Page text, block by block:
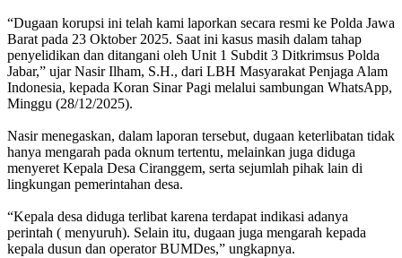
‎“Dugaan korupsi ini telah kami laporkan secara resmi ke Polda Jawa
Barat pada 23 Oktober 2025. Saat ini kasus masih dalam tahap
penyelidikan dan ditangani oleh Unit 1 Subdit 3 Ditkrimsus Polda
Jabar,” ujar Nasir Ilham, S.H., dari LBH Masyarakat Penjaga Alam
Indonesia, kepada Koran Sinar Pagi melalui sambungan WhatsApp,
Minggu (28/12/2025).
‎Nasir menegaskan, dalam laporan tersebut, dugaan keterlibatan tidak
hanya mengarah pada oknum tertentu, melainkan juga diduga
menyeret Kepala Desa Ciranggem, serta sejumlah pihak lain di
lingkungan pemerintahan desa.
‎“Kepala desa diduga terlibat karena terdapat indikasi adanya
perintah ( menyuruh). Selain itu, dugaan juga mengarah kepada
kepala dusun dan operator BUMDes,” ungkapnya.